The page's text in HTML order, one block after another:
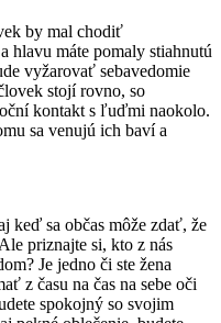
by mal chodiť
hlavu máte pomaly stiahnutú
vyžarovať sebavedomie
stojí rovno, so
kontakt s ľuďmi naokolo.
sa venujú ich baví a
keď sa občas môže zdať, že
priznajte si, kto z nás
Je jedno či ste žena
z času na čas na sebe oči
spokojný so svojim